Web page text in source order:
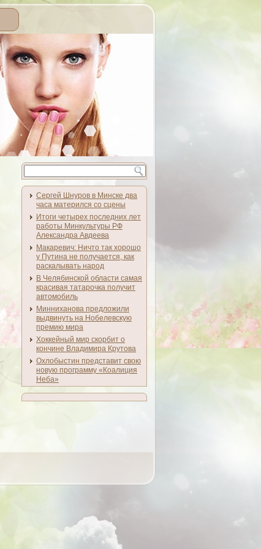
Сергей Шнуров в Минске два
часа матерился со сцены
Итоги четырех последних лет
работы Минкультуры РФ
Александра Авдеева
Макаревич: Ничто так хорошо
у Путина не получается, как
раскалывать народ
В Челябинской области самая
красивая татарочка получит
автомобиль
Минниханова предложили
выдвинуть на Нобелевскую
премию мира
Хоккейный мир скорбит о
кончине Владимира Крутова
Охлобыстин представит свою
новую программу «Коалиция
Неба»